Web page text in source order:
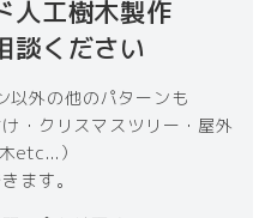
人工樹木製作
談ください
以外の他のパターンも
・クリスマスツリー・屋外
etc...）
ます。